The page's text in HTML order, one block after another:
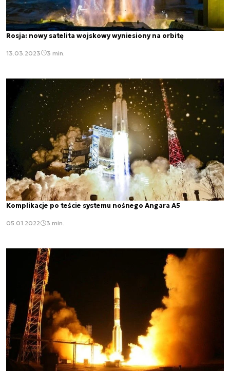
Rosja: nowy satelita wojskowy wyniesiony na orbitę
13.03.2023 3 min.
Komplikacje po teście systemu nośnego Angara A5
05.01.2022 3 min.